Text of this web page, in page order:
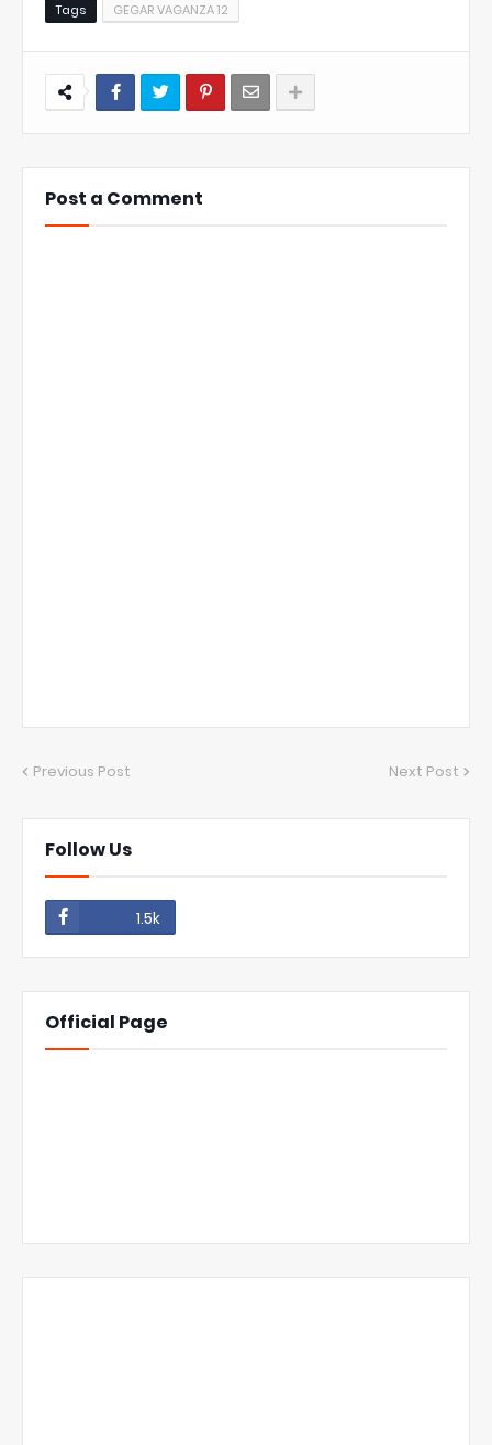
Tags GEGAR VAGANZA 12
Post a Comment
Previous Post Next Post
Follow Us
1.5k
Official Page